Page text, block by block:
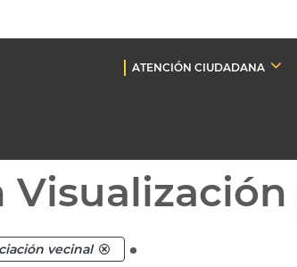
ATENCIÓN CIUDADANA
vecinal .